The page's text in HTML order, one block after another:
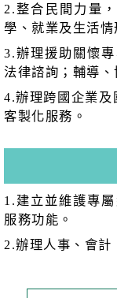
2.整合民間力量
學、就業及生活情
3.辦理援助關懷
法律諮詢；輔導、
4.辦理跨國企業
客製化服務。
1.建立並維護專
服務功能。
2.辦理人事、會計